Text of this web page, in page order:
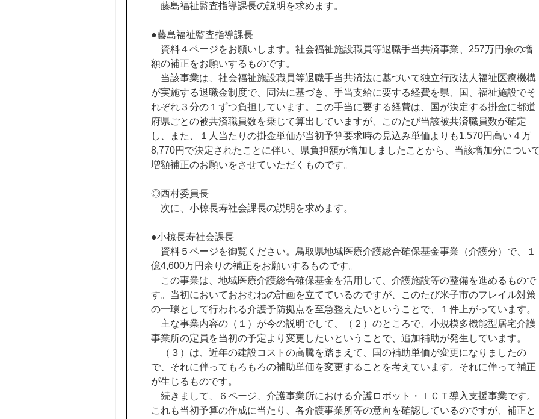
藤島福祉監査指導課長の説明を求めます。
●藤島福祉監査指導課長
資料４ページをお願いします。社会福祉施設職員等退職手当共済事業、257万円余の増
額の補正をお願いするものです。
当該事業は、社会福祉施設職員等退職手当共済法に基づいて独立行政法人福祉医療機構
が実施する退職金制度で、同法に基づき、手当支給に要する経費を県、国、福祉施設でそ
れぞれ３分の１ずつ負担しています。この手当に要する経費は、国が決定する掛金に都道
府県ごとの被共済職員数を乗じて算出していますが、このたび当該被共済職員数が確定
し、また、１人当たりの掛金単価が当初予算要求時の見込み単価よりも1,570円高い４万
8,770円で決定されたことに伴い、県負担額が増加しましたことから、当該増加分につい
増額補正のお願いをさせていただくものです。
◎西村委員長
次に、小椋長寿社会課長の説明を求めます。
●小椋長寿社会課長
資料５ページを御覧ください。鳥取県地域医療介護総合確保基金事業（介護分）で、１
億4,600万円余りの補正をお願いするものです。
この事業は、地域医療介護総合確保基金を活用して、介護施設等の整備を進めるもので
す。当初においておおむねの計画を立てているのですが、このたび米子市のフレイル対策
の一環として行われる介護予防拠点を至急整えたいということで、１件上がっています。
主な事業内容の（１）が今の説明でして、（２）のところで、小規模多機能型居宅介護
事業所の定員を当初の予定より変更したいということで、追加補助が発生しています。
（３）は、近年の建設コストの高騰を踏まえて、国の補助単価が変更になりましたの
で、それに伴ってもろもろの補助単価を変更することを考えています。それに伴って補正
が生じるものです。
続きまして、６ページ、介護事業所における介護ロボット・ＩＣＴ導入支援事業です。
これも当初予算の作成に当たり、各介護事業所等の意向を確認しているのですが、補正と